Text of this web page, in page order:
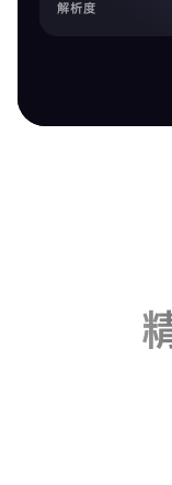
解析度